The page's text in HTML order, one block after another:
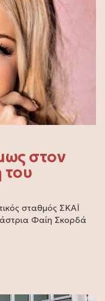
στον
του
σταθμός ΣΚΑΪ
Φαίη Σκορδά